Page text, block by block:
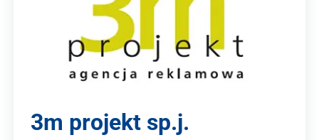
3m projekt sp.j.